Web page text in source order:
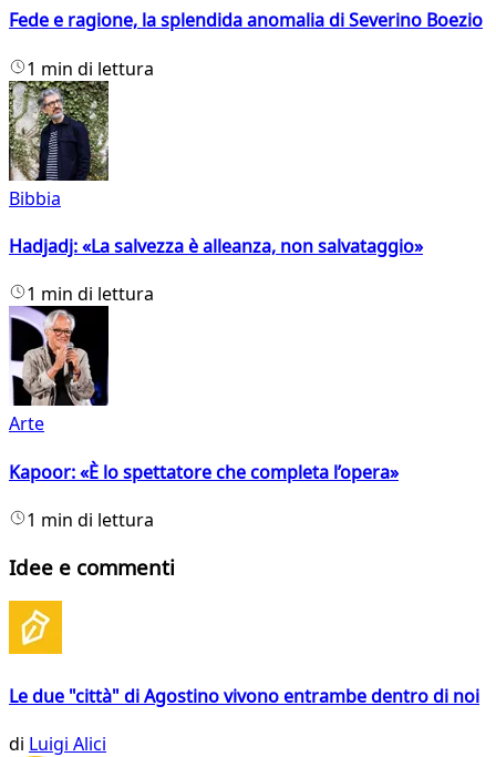
Fede e ragione, la splendida anomalia di Severino Boezio
1 min di lettura
Bibbia
Hadjadj: «La salvezza è alleanza, non salvataggio»
1 min di lettura
Arte
Kapoor: «È lo spettatore che completa l’opera»
1 min di lettura
Idee e commenti
Le due "città" di Agostino vivono entrambe dentro di noi
di Luigi Alici